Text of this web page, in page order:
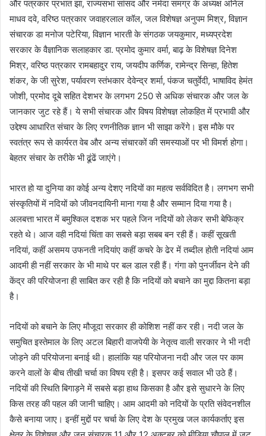
और पत्रकार प्रभात झा, राज्यसभा सांसद और नर्मदा समग्र के अध्यक्ष अनिल
माधव दवे, वरिष्ठ पत्रकार जवाहरलाल कॉल, जल विशेषज्ञ अनुपम मिश्र, विज्ञान
संचारक डा मनोज पटेरिया, विज्ञान भारती के संगठक जयकुमार, मध्यप्रदेश
सरकार के वैज्ञानिक सलाहकार डा. प्रमोद कुमार वर्मा, बाढ़ के विशेषज्ञ दिनेश
मिश्र, वरिष्ठ पत्रकार रामबहादुर राय, जयदीप कर्णिक, रामेन्द्र सिन्हा, हितेश
शंकर, के जी सुरेश, पर्यावरण स्तंभकार देवेन्द्र शर्मा, पंकज चतुर्वेदी, भाषाविद हेमंत
जोशी, प्रमोद दूबे सहित देशभर के लगभग 250 से अधिक संचारक और जल के
जानकार जुट रहे हैं। ये सभी संचारक और विषय विशेषज्ञ लोकहित में प्रभावी और
उद्देश्य आधारित संचार के लिए रणनीतिक ज्ञान भी साझा करेंगे। इस मौके पर
स्वतंत्र रूप से कार्यरत वेब और अन्य संचारकों की समस्याओं पर भी विमर्श होगा।
बेहतर संचार के तरीके भी ढूंढें जाएंगे।
भारत हो या दुनिया का कोई अन्य देशए नदियों का महत्व सर्वविदित है। लगभग सभी
संस्कृतियों में नदियों को जीवनदायिनी माना गया है और सम्मान दिया गया है।
अलबत्ता भारत में बमुश्किल दशक भर पहले जिन नदियों को लेकर सभी बेफिक्र
रहते थे। आज वही नदियां चिंता का सबसे बड़ा सबब बन रही हैं। कहीं सूखती
नदियां, कहीं असमय उफनती नदियांए कहीं कचरे के ढेर में तब्दील होती नदियां आम
आदमी ही नहीं सरकार के भी माथे पर बल डाल रही हैं। गंगा को पुनर्जीवन देने की
केंद्र की परियोजना ही साबित कर रही है कि नदियों को बचाने का मुद्दा कितना बड़ा
है।
नदियों को बचाने के लिए मौजूदा सरकार ही कोशिश नहीं कर रही। नदी जल के
समुचित इस्तेमाल के लिए अटल बिहारी वाजपेयी के नेतृत्व वाली सरकार ने भी नदी
जोड़ने की परियोजना बनाई थी। हालांकि यह परियोजना नदी और जल पर काम
करने वालों के बीच तीखी चर्चा का विषय रही है। इसपर कई सवाल भी उठे हैं।
नदियों की स्थिति बिगाड़ने में सबसे बड़ा हाथ किसका है और इसे सुधारने के लिए
किस तरह की पहल की जानी चाहिए। आम आदमी को नदियों के प्रति संवेदनशील
कैसे बनाया जाए। इन्हीं मुद्दों पर चर्चा के लिए देश के प्रमुख जल कार्यकर्ताए इस